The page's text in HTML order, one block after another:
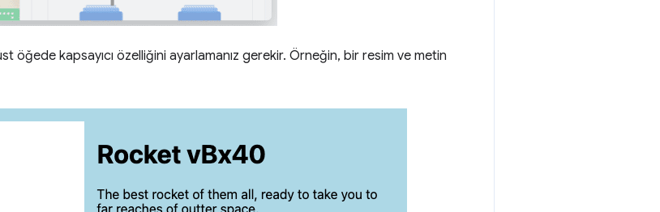
öğede kapsayıcı özelliğini ayarlamanız gerekir. Örneğin, bir resim ve metin